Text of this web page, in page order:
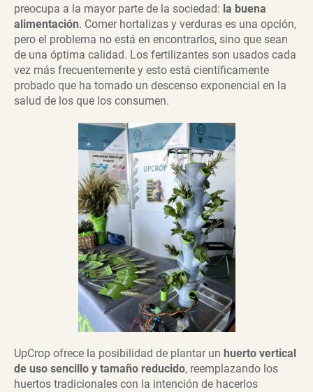
preocupa a la mayor parte de la sociedad: la buena
alimentación. Comer hortalizas y verduras es una opción,
pero el problema no está en encontrarlos, sino que sean
de una óptima calidad. Los fertilizantes son usados cada
vez más frecuentemente y esto está científicamente
probado que ha tomado un descenso exponencial en la
salud de los que los consumen.
UpCrop ofrece la posibilidad de plantar un huerto vertical
de uso sencillo y tamaño reducido, reemplazando los
huertos tradicionales con la intención de hacerlos